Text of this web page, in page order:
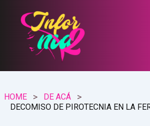
contenido
HOME
DE ACÁ
DECOMISO DE PIROTECNIA EN LA